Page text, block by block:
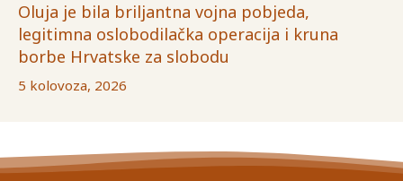
Oluja je bila briljantna vojna pobjeda,
legitimna oslobodilačka operacija i kruna
borbe Hrvatske za slobodu
5 kolovoza, 2026